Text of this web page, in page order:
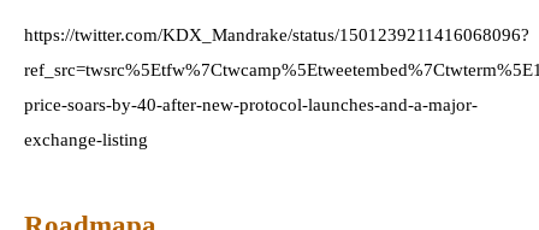
https://twitter.com/KDX_Mandrake/status/1501239211416068096?
price-soars-by-40-after-new-protocol-launches-and-a-major-
exchange-listing